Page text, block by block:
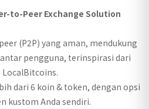
to-Peer Exchange Solution
(P2P) yang aman, mendukung
pengguna, terinspirasi dari
dari 6 koin & token, dengan opsi
kustom Anda sendiri.